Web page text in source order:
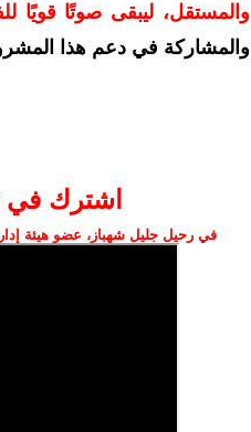
والمستقل، ليبقى صوتًا قويًا
والمشاركة في دعم هذا
اشترك في
في رحيل جليل شهباز، عضو هيئة